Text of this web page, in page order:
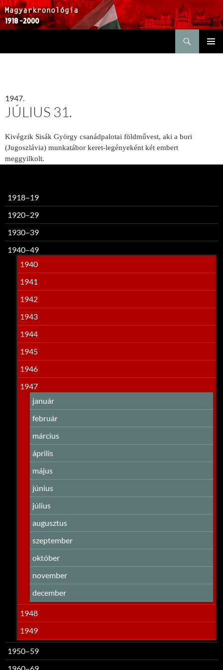
1947.
JÚLIUS 31.
Kivégzik Sisák György csanádpalotai földművest, aki a bori
(Jugoszlávia) munkatábor keret-legényeként két embert
meggyilkolt.
1918–19
1920–29
1930–39
1940–49
1940
1941
1942
1943
1944
1945
1946
1947
január
február
március
április
május
június
július
augusztus
szeptember
október
november
december
1948
1949
1950–59